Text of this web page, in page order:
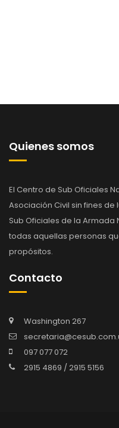
Quienes somos
El Centro de Sub Oficiales
Asociación Civil sin fines
Sub Oficiales de la
todas aquellas personas
propósitos.
Contacto
Washington 267
097 077 072
2915 4869 / 2915 5156